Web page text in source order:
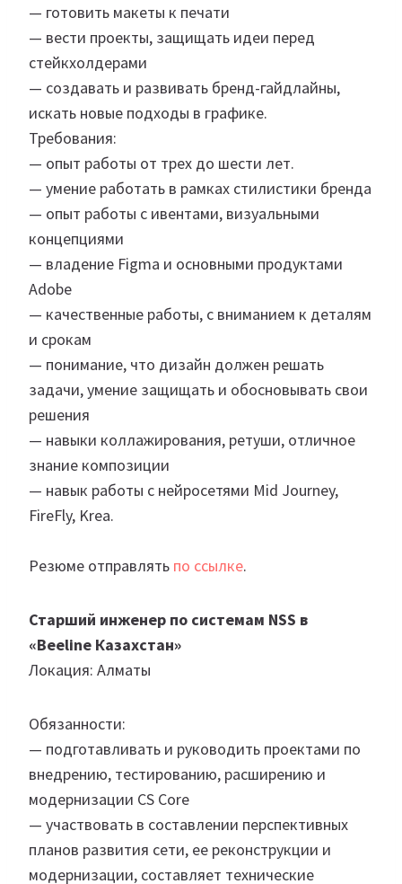
— готовить макеты к печати
— вести проекты, защищать идеи перед
стейкхолдерами
— создавать и развивать бренд-гайдлайны,
искать новые подходы в графике.
Требования:
— опыт работы от трех до шести лет.
— умение работать в рамках стилистики бренда
— опыт работы с ивентами, визуальными
концепциями
— владение Figma и основными продуктами
Adobe
— качественные работы, с вниманием к деталям
и срокам
— понимание, что дизайн должен решать
задачи, умение защищать и обосновывать свои
решения
— навыки коллажирования, ретуши, отличное
знание композиции
— навык работы с нейросетями Mid Journey,
FireFly, Krea.
Резюме отправлять по ссылке.
Старший инженер по системам NSS в
«Beeline Казахстан»
Локация: Алматы
Обязанности:
— подготавливать и руководить проектами по
внедрению, тестированию, расширению и
модернизации CS Core
— участвовать в составлении перспективных
планов развития сети, ее реконструкции и
модернизации, составляет технические